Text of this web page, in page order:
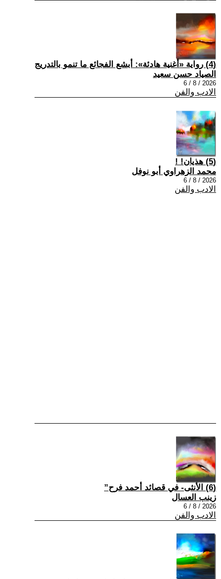
(4) رواية «أغنية هادئة»: أبشع الفجائع ما تنمو بالتدريج
الصياد حسن سعيد
2026 / 8 / 6
الادب والفن
(5) هذيان! !
محمد الزهراوي أبو نوفل
2026 / 8 / 6
الادب والفن
(6) الأنثى- في قصائد أحمد فرح”
زينب العسال
2026 / 8 / 6
الادب والفن